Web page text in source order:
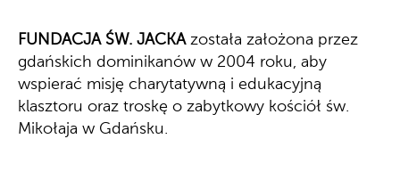
FUNDACJA ŚW. JACKAzostała założona przez
gdańskich dominikanów w 2004 roku, aby
wspierać misję charytatywną i edukacyjną
klasztoru oraz troskę o zabytkowy kościół św.
Mikołaja w Gdańsku.